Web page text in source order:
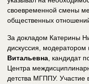
своевременной смены
общественных
За докладом Катерины
дискуссия, модератором
Витальевна, кандидат
Центра
детства МГППУ. Участие